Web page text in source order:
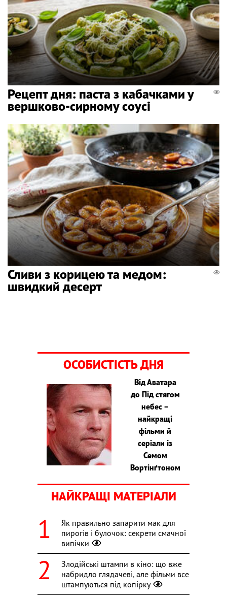
Рецепт дня: паста з кабачками у
вершково-сирному соусі
Сливи з корицею та медом:
швидкий десерт
ОСОБИСТІСТЬ ДНЯ
Від Аватара
до Під стягом
небес –
найкращі
фільми й
серіали із
Семом
Вортінґтоном
НАЙКРАЩІ МАТЕРІАЛИ
Як правильно запарити мак для
пирогів і булочок: секрети смачної
випічки
Злодійські штампи в кіно: що вже
набридло глядачеві, але фільми все
штампуються під копірку